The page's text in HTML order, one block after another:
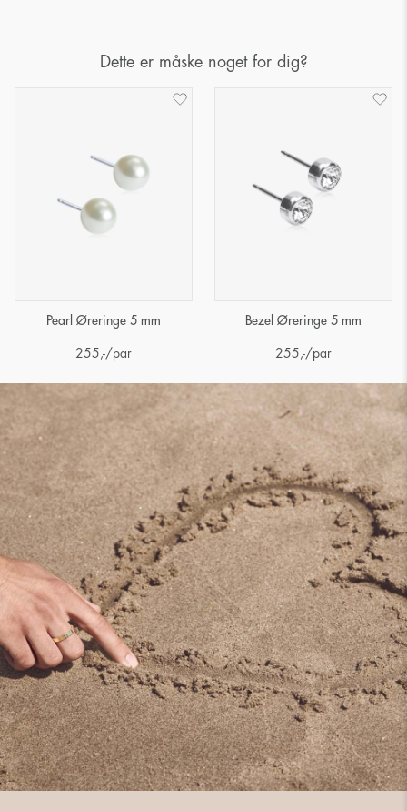
Dette er måske noget for dig?
Pearl Øreringe 5 mm
255 ,-/par
Bezel Øreringe 5 mm
255 ,-/par